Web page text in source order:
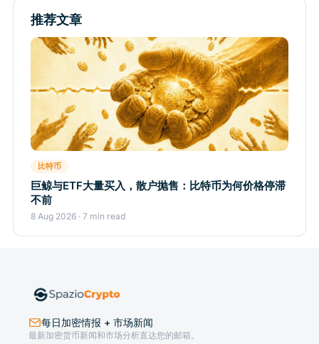
推荐文章
比特币
巨鲸与ETF大量买入，散户抛售：比特币为何价格停滞
不前
8 Aug 2026 · 7 min read
每日加密情报 + 市场新闻
最新加密货币新闻和市场分析直达您的邮箱。